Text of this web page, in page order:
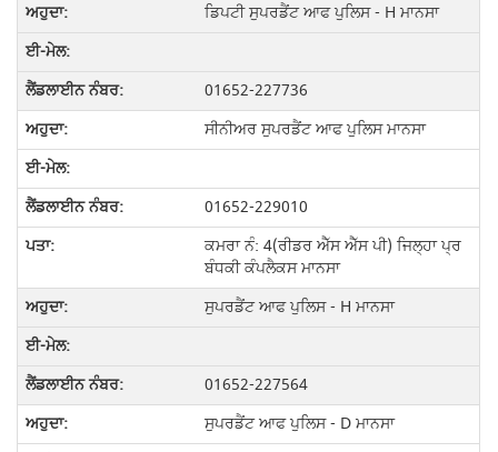
ਡਿਪਟੀ ਸੁਪਰਡੈਂਟ ਆਫ ਪੁਲਿਸ - H ਮਾਨਸਾ
01652-227736
ਸੀਨੀਅਰ ਸੁਪਰਡੈਂਟ ਆਫ ਪੁਲਿਸ ਮਾਨਸਾ
01652-229010
ਕਮਰਾ ਨੰ: 4(ਰੀਡਰ ਐੱਸ ਐੱਸ ਪੀ) ਜਿਲ੍ਹਾ ਪ੍ਰ
ਬੰਧਕੀ ਕੰਪਲੈਕਸ ਮਾਨਸਾ
ਸੁਪਰਡੈਂਟ ਆਫ ਪੁਲਿਸ - H ਮਾਨਸਾ
01652-227564
ਸੁਪਰਡੈਂਟ ਆਫ ਪੁਲਿਸ - D ਮਾਨਸਾ